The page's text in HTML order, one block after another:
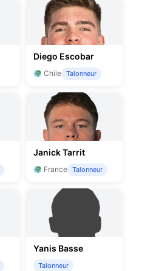
Diego Escobar
Chile Talonneur
Janick Tarrit
France Talonneur
Yanis Basse
Talonneur